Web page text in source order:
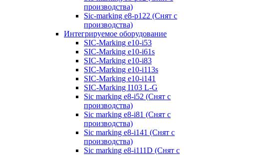
производства)
Sic-marking e8-p122 (Снят с
производства)
Интегрируемое оборудование
SIC-Marking e10-i53
SIC-Marking e10-i61s
SIC-Marking e10-i83
SIC-Marking e10-i113s
SIC-Marking e10-i141
SIC-Marking I103 L-G
Sic marking e8-i52 (Снят с
производства)
Sic marking e8-i81 (Снят с
производства)
Sic marking e8-i141 (Снят с
производства)
Sic marking e8-i111D (Снят с